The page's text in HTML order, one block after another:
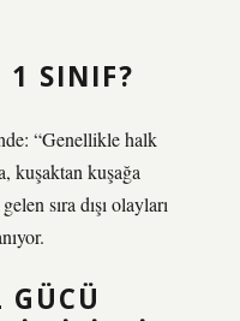
1 SINIF?
“Genellikle halk
kuşaktan kuşağa
sıra dışı olayları